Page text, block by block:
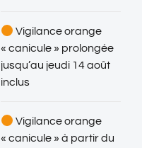
Vigilance orange
« canicule » prolongée
jusqu’au jeudi 14 août
inclus
Vigilance orange
« canicule » à partir du